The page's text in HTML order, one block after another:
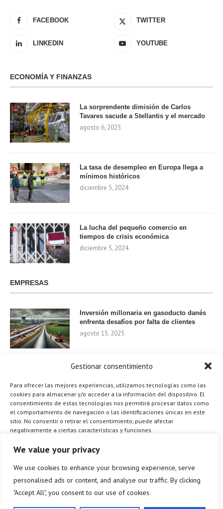
We value your privacy
We use cookies to enhance your browsing experience, serve
personalised ads or content, and analyse our traffic. By clicking
"Accept All", you consent to our use of cookies.
Gestionar consentimiento
Para ofrecer las mejores experiencias, utilizamos tecnologías como las
cookies para almacenar y/o acceder a la información del dispositivo. El
consentimiento de estas tecnologías nos permitirá procesar datos como
el comportamiento de navegación o las identificaciones únicas en este
sitio. No consentir o retirar el consentimiento, puede afectar
negativamente a ciertas características y funciones.
Gestionar los servicios
ACEPTAR
DENEGAR
FACEBOOK TWITTER
LINKEDIN YOUTUBE
ECONOMÍA Y FINANZAS
La sorprendente dimisión de Carlos
Tavares sacude a Stellantis y el mercado
agosto 6, 2025
La tasa de desempleo en Europa llega a
mínimos históricos
diciembre 5, 2024
La lucha del pequeño comercio en
tiempos de crisis económica
diciembre 5, 2024
EMPRESAS
Inversión millonaria en gasoducto danés
enfrenta desafíos por falta de clientes
agosto 15, 2025
de IA para 2024
agosto 9, 2025
¿Cómo el Método de Tres Sillas de Walt
Productividad?